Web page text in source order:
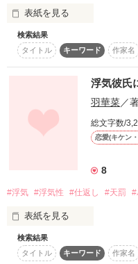
ゴン丸様
ありがとうございます！
表紙を見る
これは、とても悲しいひと
その子はとてもかわいい
うな結果になってしまいま
彼女のその時の気持ちに
検索結果
タイトル
キーワード 作家名
浮気彼氏
羽華菜／
総文字数/
恋愛(キケン
8
#浮気 #浮気性 #仕返し #天罰 #
表紙を見る
浮気してる彼。
検索結果
タイトル
キーワード 作家名